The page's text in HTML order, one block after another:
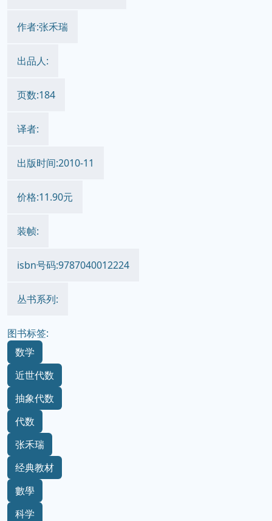
作者:张禾瑞
出品人:
页数:184
译者:
出版时间:2010-11
价格:11.90元
装帧:
isbn号码:9787040012224
丛书系列:
图书标签:
数学
近世代数
抽象代数
代数
张禾瑞
经典教材
數學
科学